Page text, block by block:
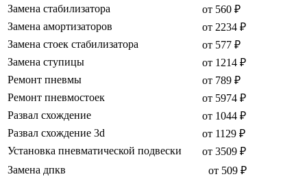
Замена стабилизатора
от 560 ₽
Замена амортизаторов
от 2234 ₽
Замена стоек стабилизатора
от 577 ₽
Замена ступицы
от 1214 ₽
Ремонт пневмы
от 789 ₽
Ремонт пневмостоек
от 5974 ₽
Развал схождение
от 1044 ₽
Развал схождение 3d
от 1129 ₽
Установка пневматической подвески
от 3509 ₽
Замена дпкв
от 509 ₽